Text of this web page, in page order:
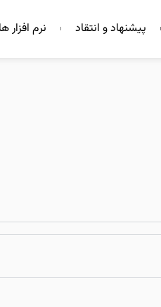
پیشنهاد و انتقاد نرم افزار ها